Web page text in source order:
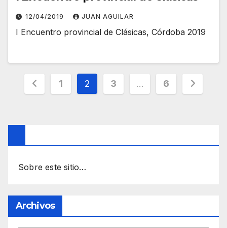
12/04/2019 JUAN AGUILAR
I Encuentro provincial de Clásicas, Córdoba 2019
Paginación
entradas
1 2 3 … 6
Sobre este sitio…
Archivos